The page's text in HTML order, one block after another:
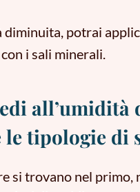
diminuita, potrai
i sali minerali.
tipologie di
si trovano nel primo,